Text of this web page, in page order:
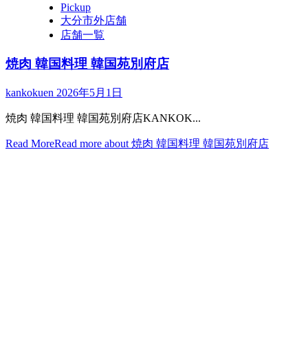
Pickup
大分市外店舗
店舗一覧
焼肉 韓国料理 韓国苑別府店
kankokuen 2026年5月1日
焼肉 韓国料理 韓国苑別府店KANKOK...
Read MoreRead more about 焼肉 韓国料理 韓国苑別府店